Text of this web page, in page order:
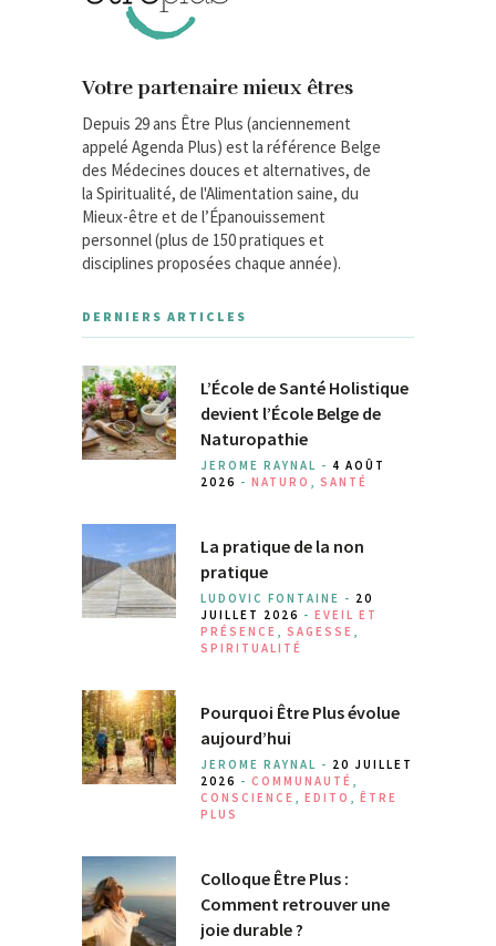
Votre partenaire mieux êtres
Depuis 29 ans Être Plus (anciennement
appelé Agenda Plus) est la référence Belge
des Médecines douces et alternatives, de
la Spiritualité, de l'Alimentation saine, du
Mieux-être et de l’Épanouissement
personnel (plus de 150 pratiques et
disciplines proposées chaque année).
DERNIERS ARTICLES
L’École de Santé Holistique
devient l’École Belge de
Naturopathie
JEROME RAYNAL - 4 AOÛT
2026 - NATURO SANTÉ
La pratique de la non
pratique
LUDOVIC FONTAINE - 20
JUILLET 2026 - EVEIL ET
PRÉSENCE
SAGESSE
SPIRITUALITÉ
Pourquoi Être Plus évolue
aujourd’hui
JEROME RAYNAL - 20 JUILLET
2026 - COMMUNAUTÉ
CONSCIENCE
EDITO
ÊTRE
PLUS
Colloque Être Plus :
Comment retrouver une
joie durable ?